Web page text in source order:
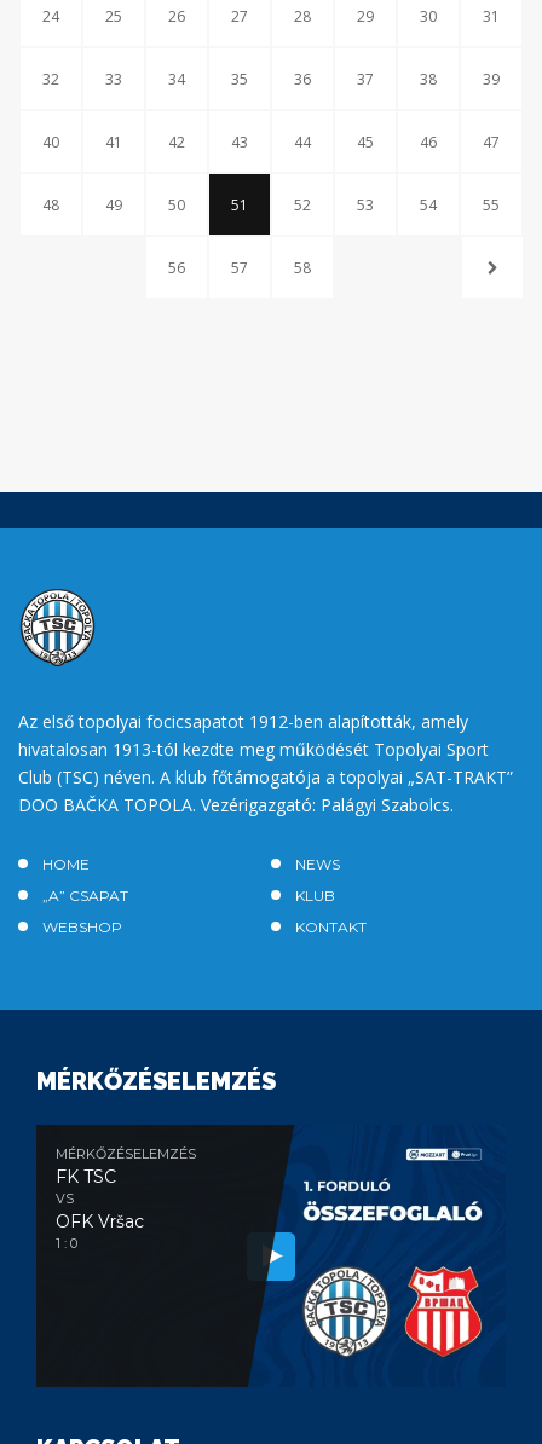
24 25 26 27 28 29 30 31
32 33 34 35 36 37 38 39
40 41 42 43 44 45 46 47
48 49 50 51 52 53 54 55
56 57 58
Az első topolyai focicsapatot 1912-ben alapították, amely
hivatalosan 1913-tól kezdte meg működését Topolyai Sport
Club (TSC) néven. A klub főtámogatója a topolyai „SAT-TRAKT”
DOO BAČKA TOPOLA. Vezérigazgató: Palágyi Szabolcs.
HOME
NEWS
„A” CSAPAT
KLUB
WEBSHOP
KONTAKT
MÉRKŐZÉSELEMZÉS
MÉRKŐZÉSELEMZÉS
FK TSC
VS
OFK Vršac
1 : 0